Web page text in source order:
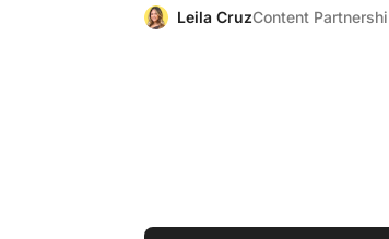
Leila CruzContent